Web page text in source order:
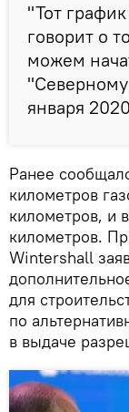
"Тот
говорит о
можем
"Северному
января
Ранее
километров
километров, и
километров.
Wintershall
для
по
в выдаче